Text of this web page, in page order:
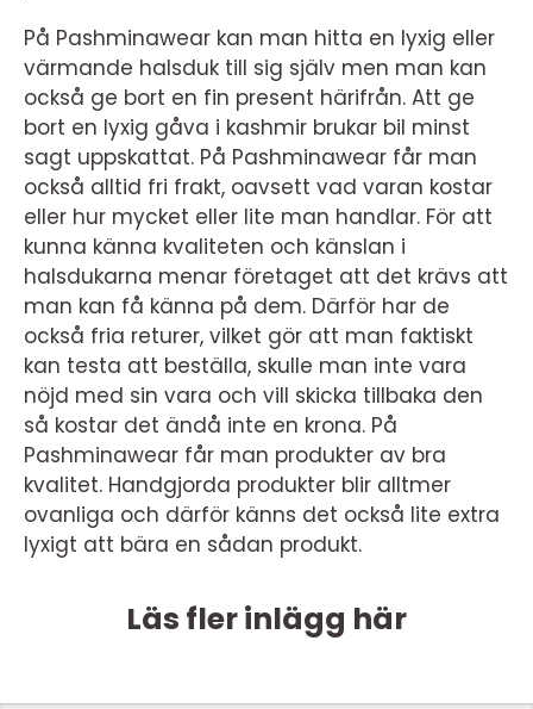
På Pashminawear kan man hitta en lyxig eller
värmande halsduk till sig själv men man kan
också ge bort en fin present härifrån. Att ge
bort en lyxig gåva i kashmir brukar bil minst
sagt uppskattat. På Pashminawear får man
också alltid fri frakt, oavsett vad varan kostar
eller hur mycket eller lite man handlar. För att
kunna känna kvaliteten och känslan i
halsdukarna menar företaget att det krävs att
man kan få känna på dem. Därför har de
också fria returer, vilket gör att man faktiskt
kan testa att beställa, skulle man inte vara
nöjd med sin vara och vill skicka tillbaka den
så kostar det ändå inte en krona. På
Pashminawear får man produkter av bra
kvalitet. Handgjorda produkter blir alltmer
ovanliga och därför känns det också lite extra
lyxigt att bära en sådan produkt.
Läs fler inlägg här